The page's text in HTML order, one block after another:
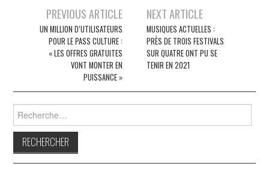
Navigation
articles
PREVIOUS ARTICLE
UN MILLION D’UTILISATEURS
POUR LE PASS CULTURE :
« LES OFFRES GRATUITES
VONT MONTER EN
PUISSANCE »
NEXT ARTICLE
MUSIQUES ACTUELLES :
PRÈS DE TROIS FESTIVALS
SUR QUATRE ONT PU SE
TENIR EN 2021